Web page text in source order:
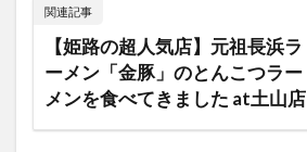
関連記事
【姫路の超人気店】元祖長浜ラ
ーメン「金豚」のとんこつラー
メンを食べてきました at土山店